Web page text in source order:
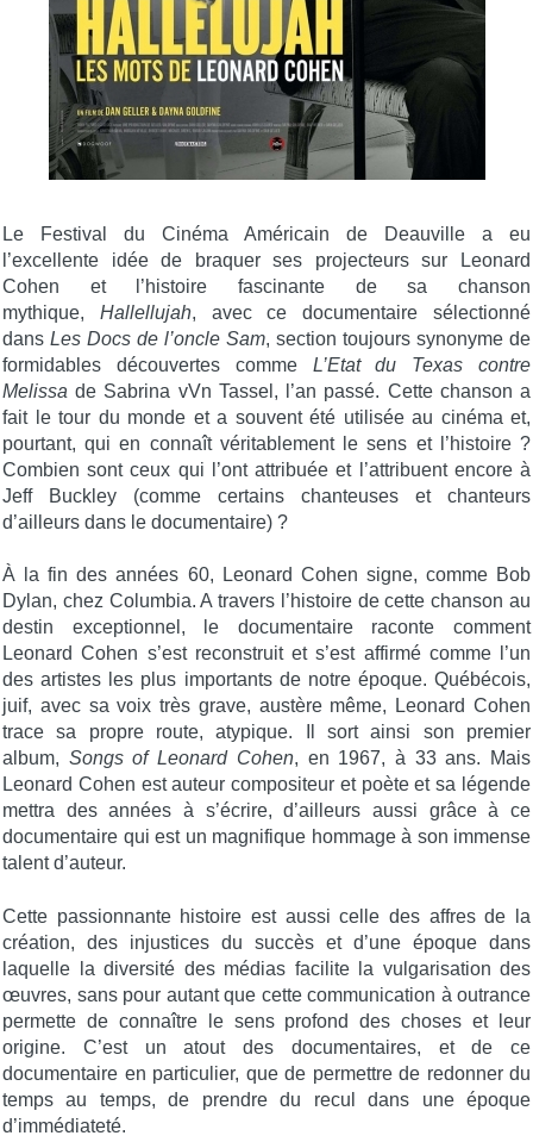
Le Festival du Cinéma Américain de Deauville a eu
l’excellente idée de braquer ses projecteurs sur Leonard
Cohen et l’histoire fascinante de sa chanson
mythique, Hallellujah, avec ce documentaire sélectionné
dans Les Docs de l’oncle Sam, section toujours synonyme de
formidables découvertes comme L’Etat du Texas contre
Melissa de Sabrina vVn Tassel, l’an passé. Cette chanson a
fait le tour du monde et a souvent été utilisée au cinéma et,
pourtant, qui en connaît véritablement le sens et l’histoire ?
Combien sont ceux qui l’ont attribuée et l’attribuent encore à
Jeff Buckley (comme certains chanteuses et chanteurs
d’ailleurs dans le documentaire) ?
À la fin des années 60, Leonard Cohen signe, comme Bob
Dylan, chez Columbia. A travers l’histoire de cette chanson au
destin exceptionnel, le documentaire raconte comment
Leonard Cohen s’est reconstruit et s’est affirmé comme l’un
des artistes les plus importants de notre époque. Québécois,
juif, avec sa voix très grave, austère même, Leonard Cohen
trace sa propre route, atypique. Il sort ainsi son premier
album, Songs of Leonard Cohen, en 1967, à 33 ans. Mais
Leonard Cohen est auteur compositeur et poète et sa légende
mettra des années à s’écrire, d’ailleurs aussi grâce à ce
documentaire qui est un magnifique hommage à son immense
talent d’auteur.
Cette passionnante histoire est aussi celle des affres de la
création, des injustices du succès et d’une époque dans
laquelle la diversité des médias facilite la vulgarisation des
œuvres, sans pour autant que cette communication à outrance
permette de connaître le sens profond des choses et leur
origine. C’est un atout des documentaires, et de ce
documentaire en particulier, que de permettre de redonner du
temps au temps, de prendre du recul dans une époque
d’immédiateté.